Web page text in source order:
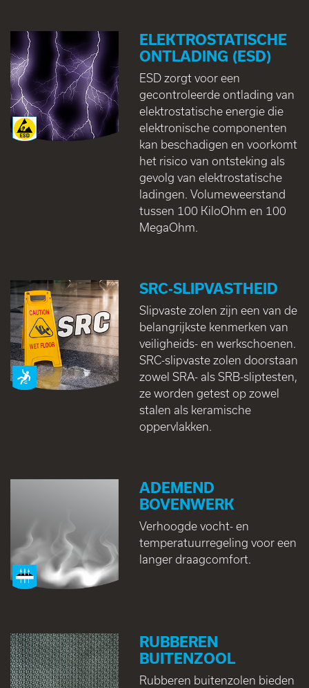
ELEKTROSTATISCHE
ONTLADING (ESD)
ESD zorgt voor een
gecontroleerde ontlading van
elektrostatische energie die
elektronische componenten
kan beschadigen en voorkomt
het risico van ontsteking als
gevolg van elektrostatische
ladingen. Volumeweerstand
tussen 100 KiloOhm en 100
MegaOhm.
SRC-SLIPVASTHEID
Slipvaste zolen zijn een van de
belangrijkste kenmerken van
veiligheids- en werkschoenen.
SRC-slipvaste zolen doorstaan
zowel SRA- als SRB-sliptesten,
ze worden getest op zowel
stalen als keramische
oppervlakken.
ADEMEND
BOVENWERK
Verhoogde vocht- en
temperatuurregeling voor een
langer draagcomfort.
RUBBEREN
BUITENZOOL
Rubberen buitenzolen bieden